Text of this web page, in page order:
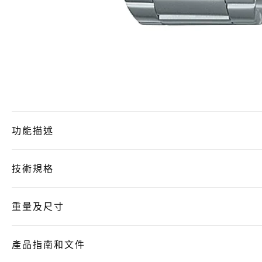
功能描述
技術規格
重量及尺寸
產品指南和文件